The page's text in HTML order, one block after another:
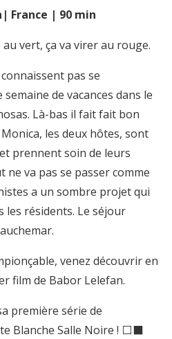
France | 90 min
vert, ça va virer au rouge.
pas se
de vacances dans le
Là-bas il fait fait bon
les deux hôtes, sont
prennent soin de leurs
va pas se passer comme
a un sombre projet qui
les résidents. Le séjour
venez découvrir en
film de Babor Lelefan.
première série de
Blanche Salle Noire ! ⬜⬛